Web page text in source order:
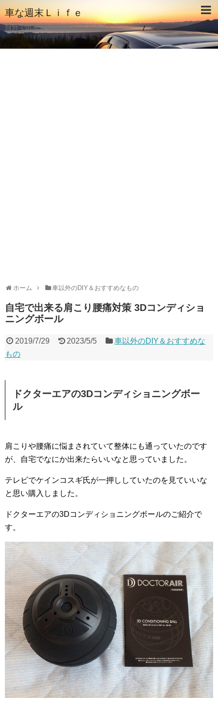
車な週末Ｌｉｆｅ
自分で出来ることはやってみよう♪
ホーム 車以外のDIY＆おすすめなもの
自宅で出来る肩こり腰痛対策 3Dコンディショ
ニングボール
2019/7/29 2023/5/5
車以外のDIY＆おすすめな
もの
ドクターエアの3Dコンディショニングボー
ル
肩こりや腰痛に悩まされていて整体にも通っていたのです
が、自宅でなにか出来たらいいなと思っていました。
テレビでケインコスギ氏が一押ししていたのを見ていいな
と思い購入しました。
ドクターエアの3Dコンディショニングボールのご紹介で
す。